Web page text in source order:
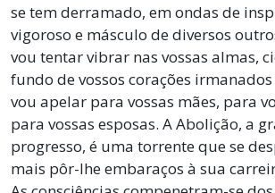
se tem derramado, em ondas de
vigoroso e másculo de diversos
vou tentar vibrar nas vossas almas,
fundo de vossos corações
vou apelar para vossas mães, para
para vossas esposas. A Abolição, a
progresso, é uma torrente que se
mais pôr-lhe embaraços à sua